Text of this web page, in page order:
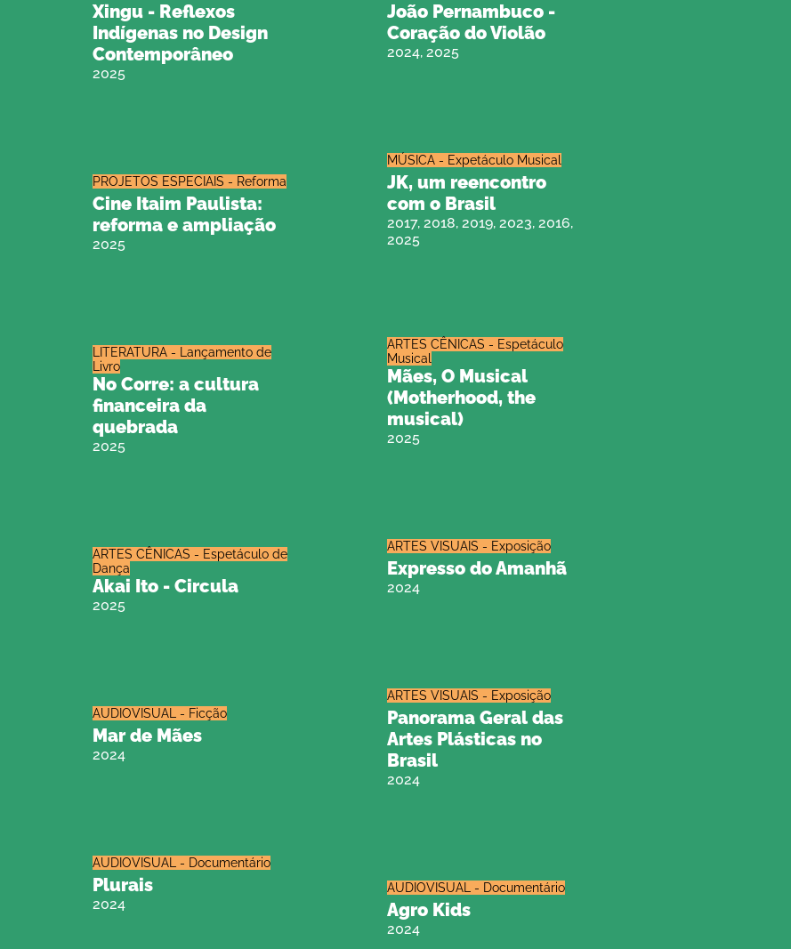
Xingu - Reflexos
Indígenas no Design
Contemporâneo
2025
PROJETOS ESPECIAIS - Reforma
Cine Itaim Paulista:
reforma e ampliação
2025
LITERATURA - Lançamento de
Livro
No Corre: a cultura
financeira da
quebrada
2025
ARTES CÊNICAS - Espetáculo de
Dança
Akai Ito - Circula
2025
AUDIOVISUAL - Ficção
Mar de Mães
2024
AUDIOVISUAL - Documentário
Plurais
2024
João Pernambuco -
Coração do Violão
2024, 2025
MÚSICA - Expetáculo Musical
JK, um reencontro
com o Brasil
2017, 2018, 2019, 2023, 2016,
2025
ARTES CÊNICAS - Espetáculo
Musical
Mães, O Musical
(Motherhood, the
musical)
2025
ARTES VISUAIS - Exposição
Expresso do Amanhã
2024
ARTES VISUAIS - Exposição
Panorama Geral das
Artes Plásticas no
Brasil
2024
AUDIOVISUAL - Documentário
Agro Kids
2024